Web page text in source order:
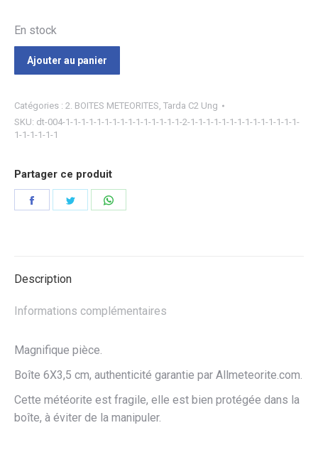
En stock
Ajouter au panier
Catégories : 2. BOITES METEORITES, Tarda C2 Ung
SKU: dt-004-1-1-1-1-1-1-1-1-1-1-1-1-1-1-1-2-1-1-1-1-1-1-1-1-1-1-1-1-1-1-
1-1-1-1-1-1
Partager ce produit
Partager Partager
Description
Informations complémentaires
Magnifique pièce.
Boîte 6X3,5 cm, authenticité garantie par Allmeteorite.com.
Cette météorite est fragile, elle est bien protégée dans la
boîte, à éviter de la manipuler.